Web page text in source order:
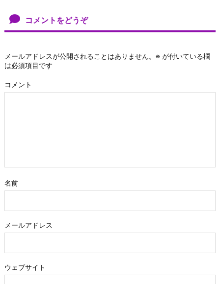
コメントをどうぞ
メールアドレスが公開されることはありません。 ※ が付いている欄
は必須項目です
コメント
名前
メールアドレス
ウェブサイト